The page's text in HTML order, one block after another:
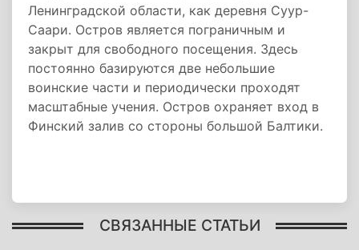
Ленинградской области, как деревня Суур-
Саари. Остров является пограничным и
закрыт для свободного посещения. Здесь
постоянно базируются две небольшие
воинские части и периодически проходят
масштабные учения. Остров охраняет вход в
Финский залив со стороны большой Балтики.
СВЯЗАННЫЕ СТАТЬИ